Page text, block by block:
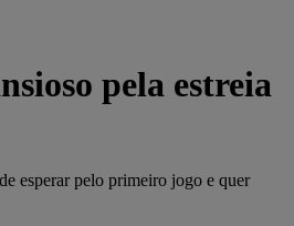
pela estreia
esperar pelo primeiro jogo e quer